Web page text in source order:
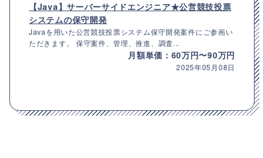
【Java】サーバーサイドエンジニア★公営競技投票
システムの保守開発
Javaを用いた公営競技投票システム保守開発案件にご参画い
ただきます。 保守案件、管理、推進、調査...
月額単価：60万円〜90万円
2025年05月08日